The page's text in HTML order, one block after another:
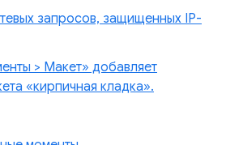
запросов, защищенных IP-
> Макет» добавляет
«кирпичная кладка».